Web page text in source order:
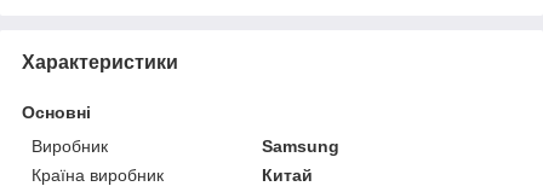
Характеристики
Основні
Виробник
Samsung
Країна виробник
Китай